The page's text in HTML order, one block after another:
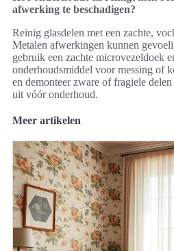
afwerking te beschadigen?
Reinig glasdelen met een zachte,
Metalen afwerkingen kunnen
gebruik een zachte microvezeldoek
onderhoudsmiddel voor messing of
en demonteer zware of fragiele
uit vóór onderhoud.
Meer artikelen